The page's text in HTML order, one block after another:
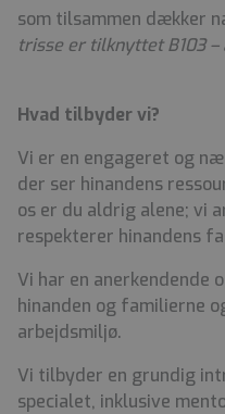
som tilsammen dækker
trisse er tilknyttet B103
Hvad tilbyder vi?
Vi er en engageret og
der ser hinandens
os er du aldrig alene; vi
respekterer hinandens
Vi har en
hinanden og familierne
arbejdsmiljø.
Vi tilbyder en grundig
specialet, inklusive